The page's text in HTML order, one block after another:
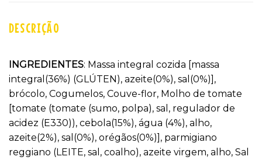
DESCRIÇÃO
INGREDIENTES: Massa integral cozida [massa
integral(36%) (GLÚTEN), azeite(0%), sal(0%)],
brócolo, Cogumelos, Couve-flor, Molho de tomate
[tomate (tomate (sumo, polpa), sal, regulador de
acidez (E330)), cebola(15%), água (4%), alho,
azeite(2%), sal(0%), orégãos(0%)], parmigiano
reggiano (LEITE, sal, coalho), azeite virgem, alho, Sal